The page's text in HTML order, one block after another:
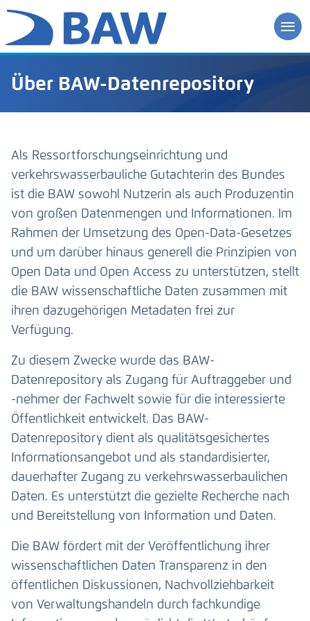
Über BAW-Datenrepository
Als Ressortforschungseinrichtung und
verkehrswasserbauliche Gutachterin des Bundes
ist die BAW sowohl Nutzerin als auch Produzentin
von großen Datenmengen und Informationen. Im
Rahmen der Umsetzung des Open-Data-Gesetzes
und um darüber hinaus generell die Prinzipien von
Open Data und Open Access zu unterstützen, stellt
die BAW wissenschaftliche Daten zusammen mit
ihren dazugehörigen Metadaten frei zur
Verfügung.
Zu diesem Zwecke wurde das BAW-
Datenrepository als Zugang für Auftraggeber und
-nehmer der Fachwelt sowie für die interessierte
Öffentlichkeit entwickelt. Das BAW-
Datenrepository dient als qualitätsgesichertes
Informationsangebot und als standardisierter,
dauerhafter Zugang zu verkehrswasserbaulichen
Daten. Es unterstützt die gezielte Recherche nach
und Bereitstellung von Information und Daten.
Die BAW fördert mit der Veröffentlichung ihrer
wissenschaftlichen Daten Transparenz in den
öffentlichen Diskussionen, Nachvollziehbarkeit
von Verwaltungshandeln durch fachkundige